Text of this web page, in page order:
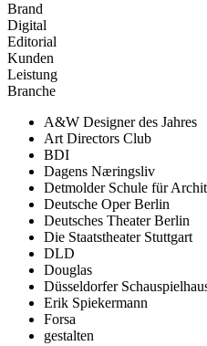
Brand
Digital
Editorial
Kunden
Leistung
Branche
A&W Designer des Jahres
Art Directors Club
BDI
Dagens Næringsliv
Detmolder Schule für
Deutsche Oper Berlin
Deutsches Theater Berlin
Die Staatstheater Stuttgart
DLD
Douglas
Düsseldorfer
Erik Spiekermann
Forsa
gestalten